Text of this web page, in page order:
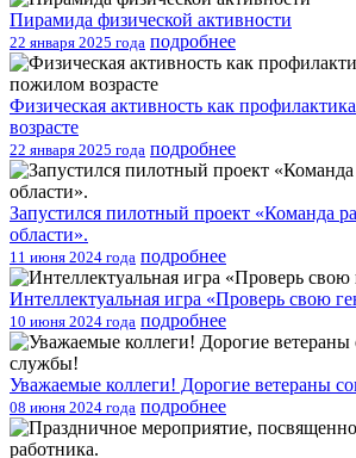
Пирамида физической активности
22 января 2025 года подробнее
Физическая активность как
возрасте
22 января 2025 года подробнее
Запустился пилотный проект «Команда
области».
11 июня 2024 года подробнее
Интеллектуальная игра «Проверь свою
10 июня 2024 года подробнее
Уважаемые коллеги! Дорогие ветераны
08 июня 2024 года подробнее